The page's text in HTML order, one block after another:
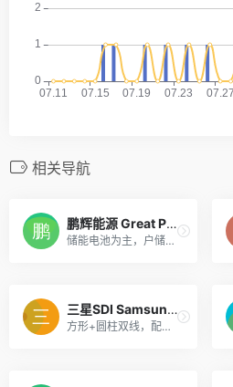
相关导航
鹏辉能源 Great Power
储能电池为主，户储+工商储出海
三星SDI Samsung SDI
方形+圆柱双线，配套宝马/Stellantis